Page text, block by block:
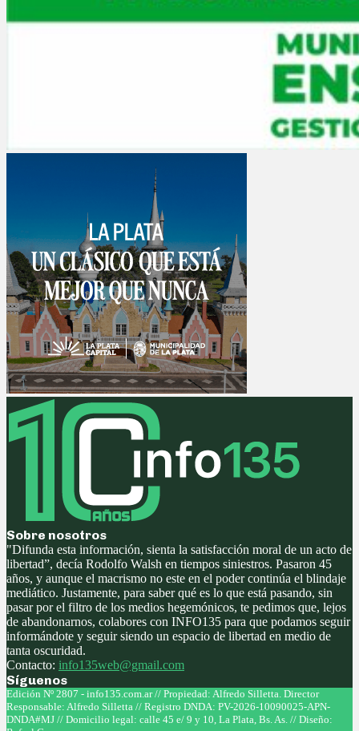
Sobre nosotros
"Difunda esta información, sienta la satisfacción moral de un acto de
libertad”, decía Rodolfo Walsh en tiempos siniestros. Pasaron 45
años, y aunque el macrismo no este en el poder continúa el blindaje
mediático. Justamente, para saber qué es lo que está pasando, sin
pasar por el filtro de los medios hegemónicos, te pedimos que, lejos
de abandonarnos, colabores con INFO135 para que podamos seguir
informándote y seguir siendo un espacio de libertad en medio de
tanta oscuridad.
Contacto: info135web@gmail.com
Síguenos
Facebook
Twitter
Instagram
Youtube
Edición Nº 2807 - info135.com.ar // Propiedad: Alfredo Silletta. Director
Responsable: Alfredo Silletta // Registro DNDA: PV-2026-10090025-APN-
DNDA#MJ // Domicilio legal: calle 45 e/ 9 y 10, La Plata, Bs. As. // Diseño: